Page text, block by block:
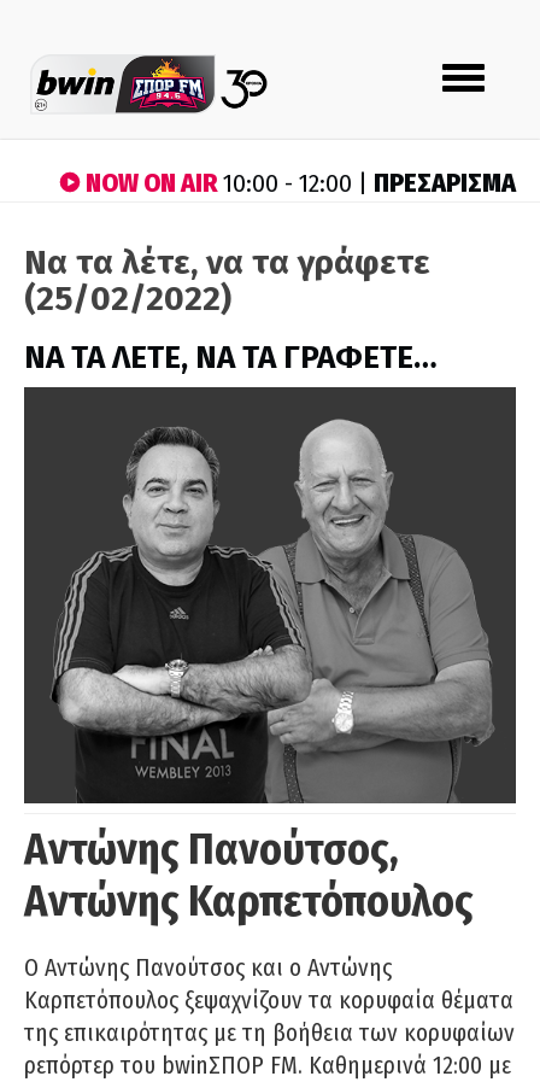
Toggle
navigation
NOW ON AIR10:00 - 12:00 | ΠΡΕΣΑΡΙΣΜΑ
Να τα λέτε, να τα γράφετε
(25/02/2022)
ΝΑ ΤΑ ΛΕΤΕ, ΝΑ ΤΑ ΓΡΑΦΕΤΕ…
Αντώνης Πανούτσος,
Αντώνης Καρπετόπουλος
Ο Αντώνης Πανούτσος και ο Αντώνης
Καρπετόπουλος ξεψαχνίζουν τα κορυφαία θέματα
της επικαιρότητας με τη βοήθεια των κορυφαίων
ρεπόρτερ του bwinΣΠΟΡ FM. Καθημερινά 12:00 με